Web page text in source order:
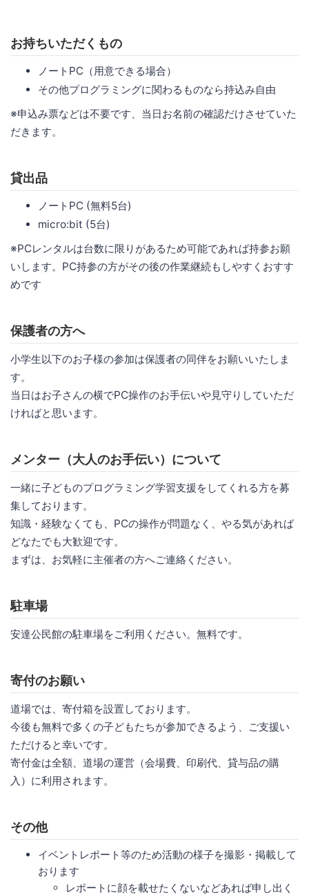
お持ちいただくもの
ノートPC（用意できる場合）
その他プログラミングに関わるものなら持込み自由
※申込み票などは不要です、当日お名前の確認だけさせていた
だきます。
貸出品
ノートPC (無料5台)
micro:bit (5台)
※PCレンタルは台数に限りがあるため可能であれば持参お願
いします。PC持参の方がその後の作業継続もしやすくおすす
めです
保護者の方へ
小学生以下のお子様の参加は保護者の同伴をお願いいたしま
す。
当日はお子さんの横でPC操作のお手伝いや見守りしていただ
ければと思います。
メンター（大人のお手伝い）について
一緒に子どものプログラミング学習支援をしてくれる方を募
集しております。
知識・経験なくても、PCの操作が問題なく、やる気があれば
どなたでも大歓迎です。
まずは、お気軽に主催者の方へご連絡ください。
駐車場
安達公民館の駐車場をご利用ください。無料です。
寄付のお願い
道場では、寄付箱を設置しております。
今後も無料で多くの子どもたちが参加できるよう、ご支援い
ただけると幸いです。
寄付金は全額、道場の運営（会場費、印刷代、貸与品の購
入）に利用されます。
その他
イベントレポート等のため活動の様子を撮影・掲載して
おります
レポートに顔を載せたくないなどあれば申し出く